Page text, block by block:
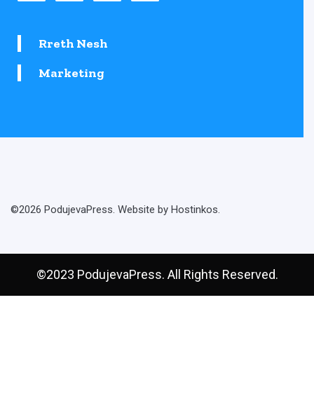
Rreth Nesh
Marketing
©2026 PodujevaPress. Website by Hostinkos.
©2023 PodujevaPress. All Rights Reserved.